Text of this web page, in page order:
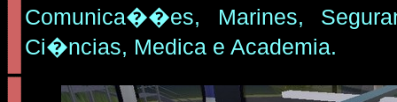
Comunica��es, Marines,
Ci�ncias, Medica e Academia.